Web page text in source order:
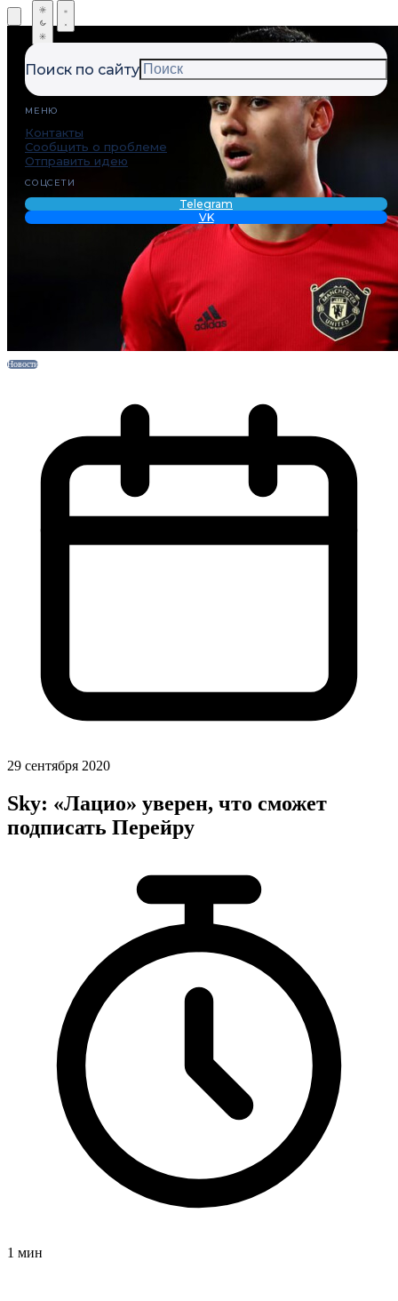
Поиск по сайту
МЕНЮ
Контакты
Сообщить о проблеме
Отправить идею
СОЦСЕТИ
Telegram
VK
Новости
29 сентября 2020
Sky: «Лацио» уверен, что сможет
подписать Перейру
1 мин